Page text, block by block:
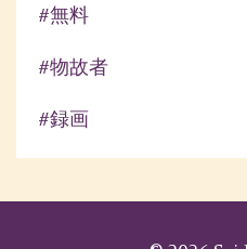
#無料
#物故者
#録画